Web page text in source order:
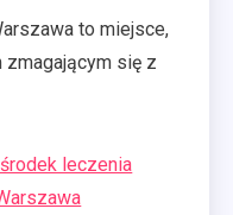
to miejsce,
się z
leczenia